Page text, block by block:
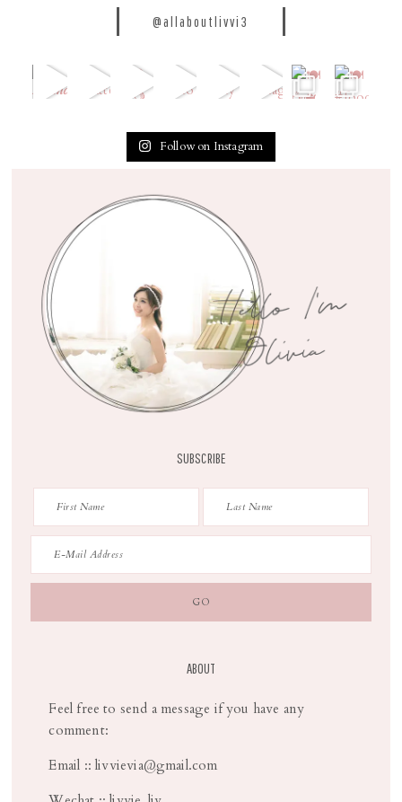
@allaboutlivvi3
Follow on Instagram
SUBSCRIBE
ABOUT
Feel free to send a message if you have any
comment:
Email :: livvievia@gmail.com